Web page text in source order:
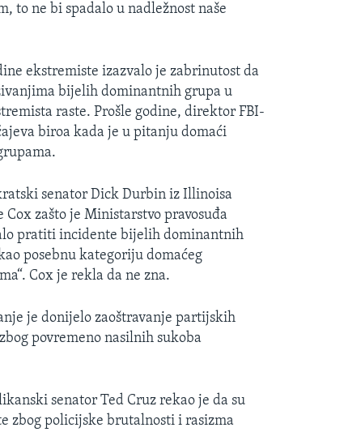
to ne bi spadalo u nadležnost naše
ekstremiste izazvalo je zabrinutost da
bijelih dominantnih grupa u
raste. Prošle godine, direktor FBI-
biroa kada je u pitanju domaći
senator Dick Durbin iz Illinoisa
Cox zašto je Ministarstvo pravosuđa
pratiti incidente bijelih dominantnih
posebnu kategoriju domaćeg
Cox je rekla da ne zna.
je donijelo zaoštravanje partijskih
povremeno nasilnih sukoba
senator Ted Cruz rekao je da su
zbog policijske brutalnosti i rasizma